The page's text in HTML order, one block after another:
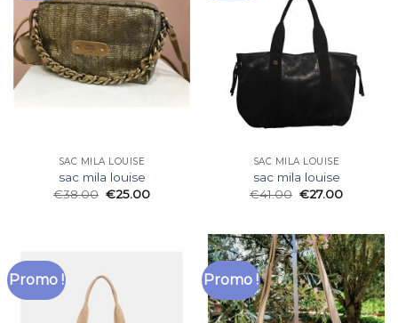
SAC MILA LOUISE
sac mila louise
€38.00 €25.00
SAC MILA LOUISE
sac mila louise
€41.00 €27.00
Promo ! Promo !